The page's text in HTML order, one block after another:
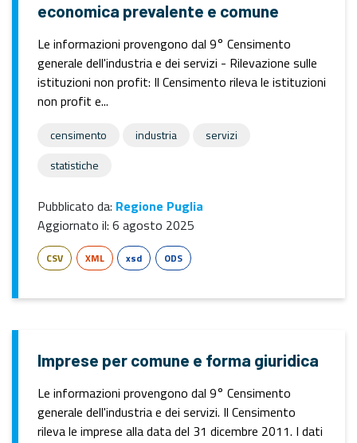
economica prevalente e comune
Le informazioni provengono dal 9° Censimento
generale dell'industria e dei servizi - Rilevazione sulle
istituzioni non profit: Il Censimento rileva le istituzioni
non profit e...
censimento industria
servizi
statistiche
Pubblicato da: Regione Puglia
Aggiornato il: 6 agosto 2025
CSV XML xsd ODS
Imprese per comune e forma giuridica
Le informazioni provengono dal 9° Censimento
generale dell'industria e dei servizi. Il Censimento
rileva le imprese alla data del 31 dicembre 2011. I dati